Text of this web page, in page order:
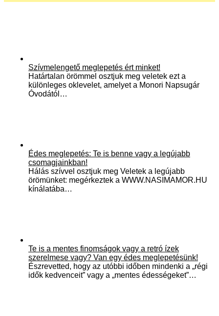
Szívmelengető meglepetés ért minket!
Határtalan örömmel osztjuk meg veletek ezt a
különleges oklevelet, amelyet a Monori Napsugár
Óvodától…
Édes meglepetés: Te is benne vagy a legújabb
csomagjainkban!
Hálás szívvel osztjuk meg Veletek a legújabb
örömünket: megérkeztek a WWW.NASIMAMOR.HU
kínálatába…
Te is a mentes finomságok vagy a retró ízek
szerelmese vagy? Van egy édes meglepetésünk!
Észrevetted, hogy az utóbbi időben mindenki a „régi
idők kedvenceit” vagy a „mentes édességeket”…